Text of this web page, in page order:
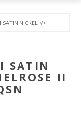
NICKEL MO-MINI
SATIN
II